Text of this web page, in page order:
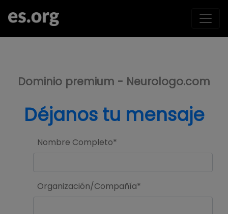
Dominio premium - Neurologo.com
Déjanos tu mensaje
Nombre Completo*
Organización/Compañía*